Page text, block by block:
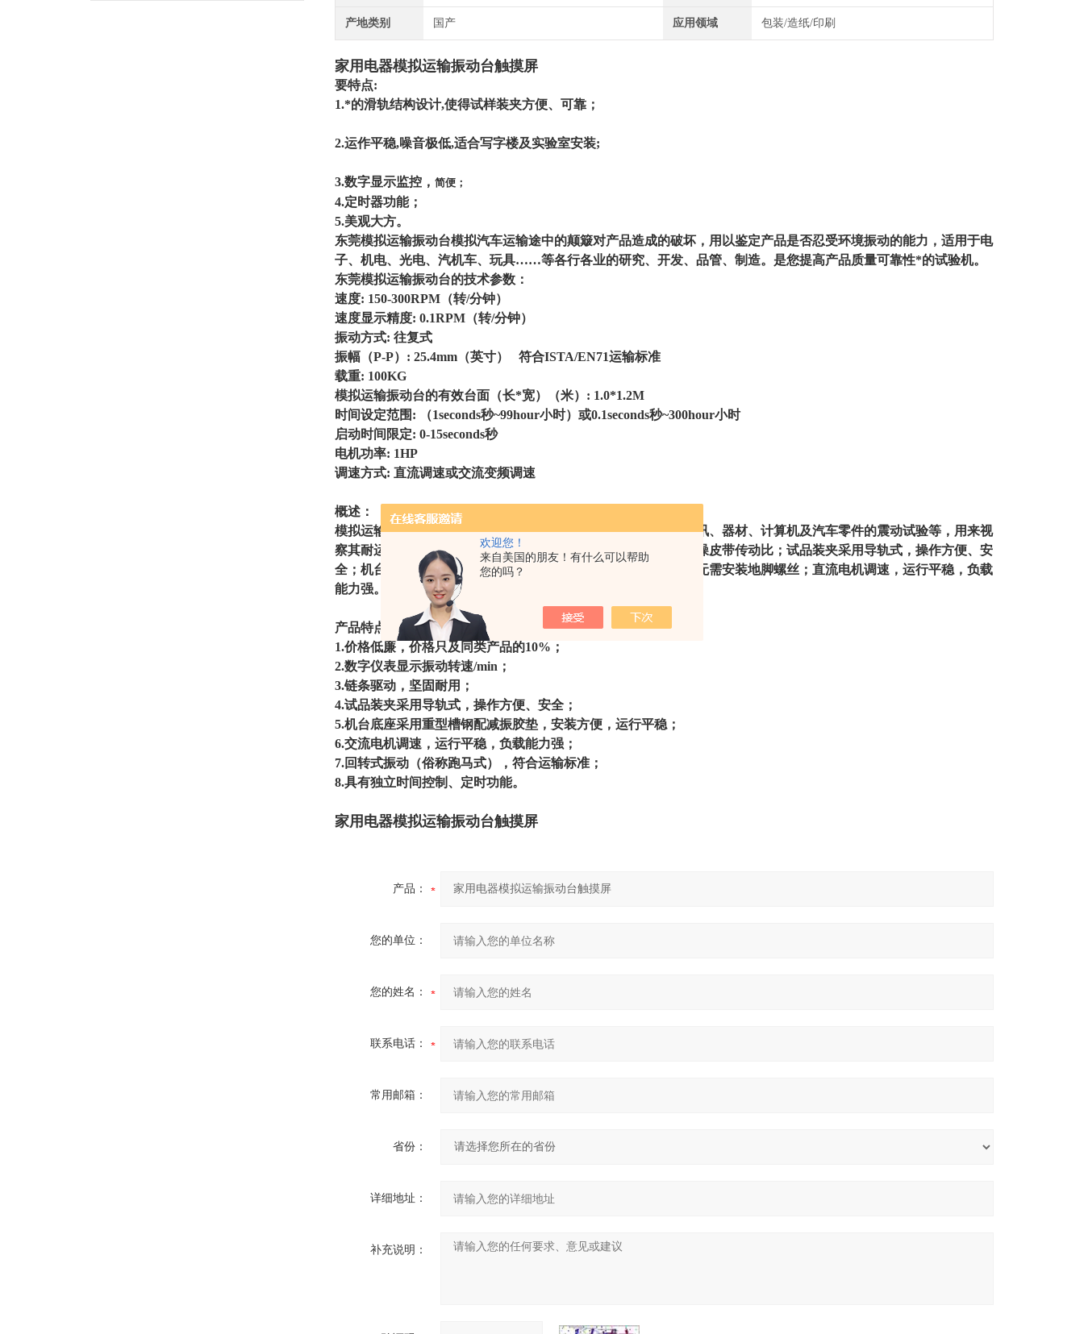
欢迎您！
来自美国的朋友！有什么可以帮助
您的吗？
产地类别 国产 应用领域 包装/造纸/印刷
家用电器模拟运输振动台触摸屏
要特点:
1.*的滑轨结构设计,使得试样装夹方便、可靠；
2.运作平稳,噪音极低,适合写字楼及实验室安装;
3.数字显示监控， 简便；
4.定时器功能；
5.美观大方。
东莞模拟运输振动台模拟汽车运输途中的颠簸对产品造成的破坏，用以鉴定产品是否忍受环境振动的能力，适用于电
子、机电、光电、汽机车、玩具……等各行各业的研究、开发、品管、制造。是您提高产品质量可靠性*的试验机。
东莞模拟运输振动台的技术参数：
速度: 150-300RPM（转/分钟）
速度显示精度: 0.1RPM（转/分钟）
振动方式: 往复式
振幅（P-P）: 25.4mm（英寸） 符合ISTA/EN71运输标准
载重: 100KG
模拟运输振动台的有效台面（长*宽）（米）: 1.0*1.2M
时间设定范围: （1seconds秒~99hour小时）或0.1seconds秒~300hour小时
启动时间限定: 0-15seconds秒
电机功率: 1HP
调速方式: 直流调速或交流变频调速
概述：
模拟运输振动试验台适用于玩具、电子、家具、礼品、陶瓷、通讯、器材、计算机及汽车零件的震动试验等，用来视
察其耐运输效果或耐久性均匀。数字仪表显示振动频率；同步静噪皮带传动比；试品装夹采用导轨式，操作方便、安
全；机台底座采用重型槽钢配减振胶垫，安装方便，运行平稳，无需安装地脚螺丝；直流电机调速，运行平稳，负载
能力强。
产品特点：
1.价格低廉，价格只及同类产品的10%；
2.数字仪表显示振动转速/min；
3.链条驱动，坚固耐用；
4.试品装夹采用导轨式，操作方便、安全；
5.机台底座采用重型槽钢配减振胶垫，安装方便，运行平稳；
6.交流电机调速，运行平稳，负载能力强；
7.回转式振动（俗称跑马式），符合运输标准；
8.具有独立时间控制、定时功能。
家用电器模拟运输振动台触摸屏
产品：
您的单位：
您的姓名：
联系电话：
常用邮箱：
省份：
详细地址：
补充说明：